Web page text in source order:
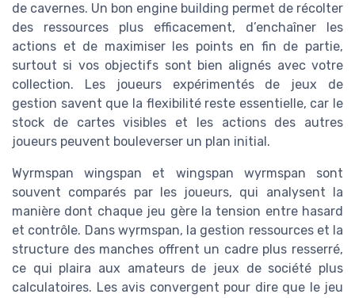
de cavernes. Un bon engine building permet de récolter
des ressources plus efficacement, d’enchaîner les
actions et de maximiser les points en fin de partie,
surtout si vos objectifs sont bien alignés avec votre
collection. Les joueurs expérimentés de jeux de
gestion savent que la flexibilité reste essentielle, car le
stock de cartes visibles et les actions des autres
joueurs peuvent bouleverser un plan initial.
Wyrmspan wingspan et wingspan wyrmspan sont
souvent comparés par les joueurs, qui analysent la
manière dont chaque jeu gère la tension entre hasard
et contrôle. Dans wyrmspan, la gestion ressources et la
structure des manches offrent un cadre plus resserré,
ce qui plaira aux amateurs de jeux de société plus
calculatoires. Les avis convergent pour dire que le jeu